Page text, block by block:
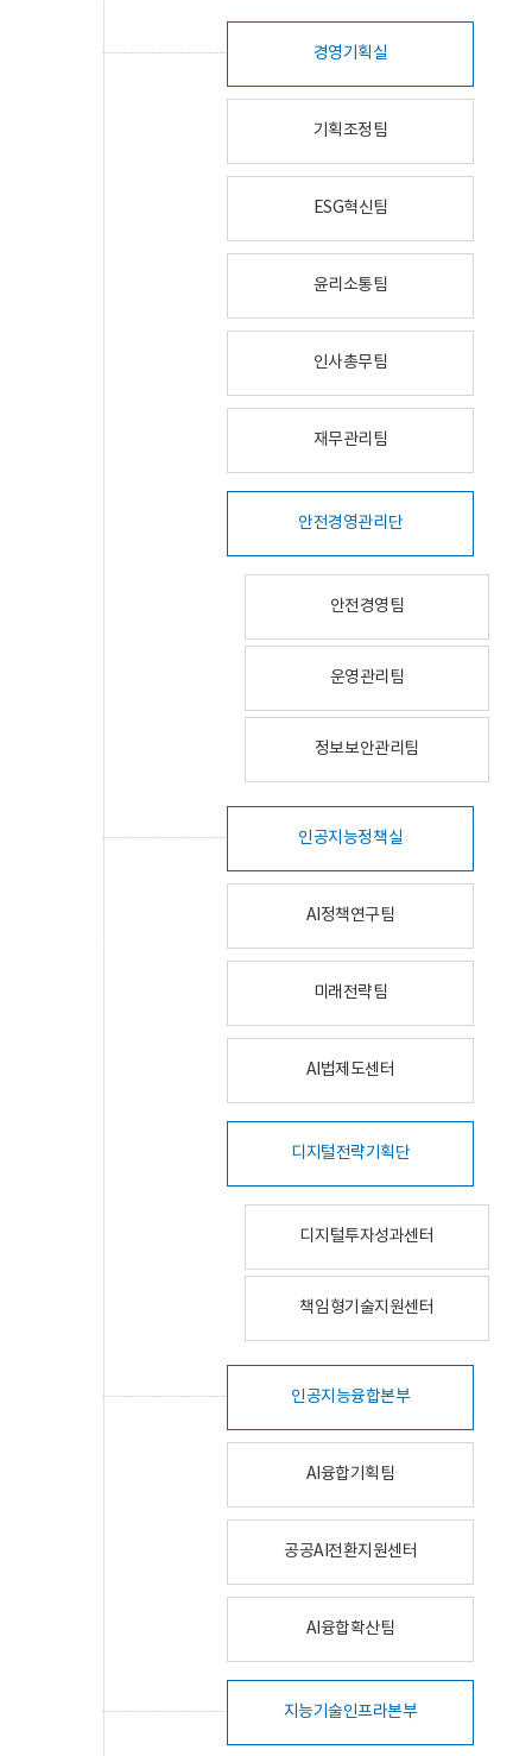
경영기획실
기획조정팀
ESG혁신팀
윤리소통팀
인사총무팀
재무관리팀
안전경영관리단
안전경영팀
운영관리팀
정보보안관리팀
인공지능정책실
AI정책연구팀
미래전략팀
AI법제도센터
디지털전략기획단
디지털투자성과센터
책임형기술지원센터
인공지능융합본부
AI융합기획팀
공공AI전환지원센터
AI융합확산팀
지능기술인프라본부